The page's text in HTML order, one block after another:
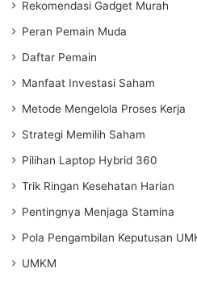
Rekomendasi Gadget Murah
Peran Pemain Muda
Daftar Pemain
Manfaat Investasi Saham
Metode Mengelola Proses Kerja
Strategi Memilih Saham
Pilihan Laptop Hybrid 360
Trik Ringan Kesehatan Harian
Pentingnya Menjaga Stamina
Pola Pengambilan Keputusan
UMKM